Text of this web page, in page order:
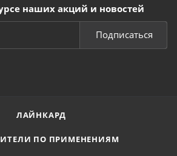
наших акций и новостей
Подписаться
ЛАЙНКАРД
ПО ПРИМЕНЕНИЯМ